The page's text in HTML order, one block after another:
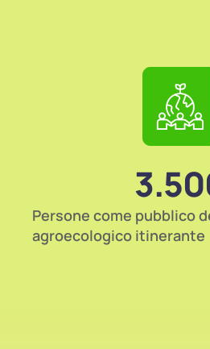
Persone come pubblico
agroecologico itinerante